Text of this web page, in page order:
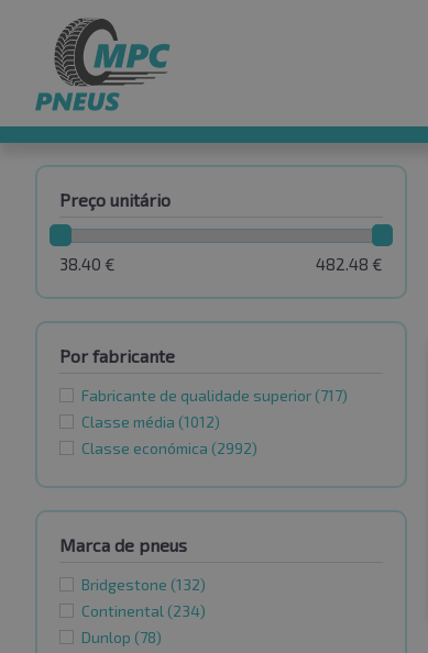
Preço unitário
482.48 €
38.40 €
Por fabricante
Fabricante de qualidade superior (717)
Classe média (1012)
Classe económica (2992)
Marca de pneus
Bridgestone (132)
Continental (234)
Dunlop (78)